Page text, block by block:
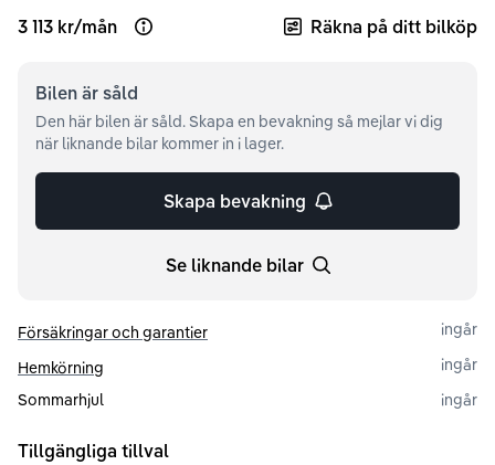
3 113 kr/mån Open loan example Räkna på ditt bilköp
Bilen är såld
Den här bilen är såld. Skapa en bevakning så mejlar vi dig
när liknande bilar kommer in i lager.
Skapa bevakning
Se liknande bilar
Försäkringar och garantier
ingår
Hemkörning
ingår
Sommarhjul
ingår
Tillgängliga tillval